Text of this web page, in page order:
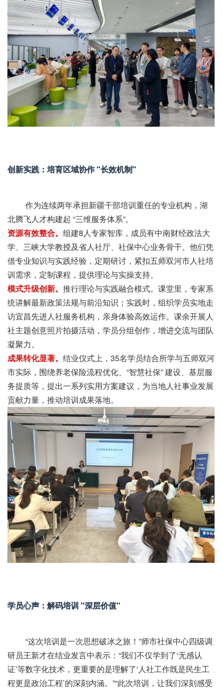
创新实践：培育区域协作 "长效机制"
作为连续两年承担新疆干部培训重任的专业机构，湖
北腾飞人才构建起 “三维服务体系”。
资源有效整合。 组建8人专家智库，成员有中南财经政法大
学、三峡大学教授及省人社厅、社保中心业务骨干。他们凭
借专业知识与实践经验，定期研讨，紧扣五师双河市人社培
训需求，定制课程，提供理论与实操支持。
模式升级创新。 推行理论与实践融合模式。课堂里，专家系
统讲解最新政策法规与前沿知识；实践时，组织学员实地走
访宜昌先进人社服务机构，亲身体验高效运作。课余开展人
社主题创意照片拍摄活动，学员分组创作，增进交流与团队
凝聚力。
成果转化显著。 结业仪式上，35名学员结合所学与五师双河
市实际，围绕养老保险流程优化、“智慧社保” 建设、基层服
务提质等，提出一系列实用方案建议，为当地人社事业发展
贡献力量，推动培训成果落地。
学员心声：解码培训 "深层价值"
“这次培训是一次思想破冰之旅！”师市社保中心四级调
研员王新才在结业发言中表示：“我们不仅学到了‘无感认
证’等数字化技术，更重要的是理解了‘人社工作既是民生工
程更是政治工程’的深刻内涵。”“此次培训，让我们深刻感受